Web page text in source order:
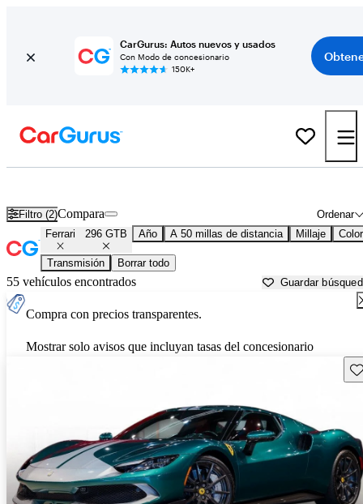
CarGurus: Autos nuevos y usados
Con Modo de concesionario
150K+
Filtro (2) Ordenar
Compara
Ferrari 296 GTB Año A 50 millas de distancia Millaje Color
Transmisión Borrar todo
55 vehículos encontrados Guardar
Compra con precios transparentes.
Mostrar solo avisos que incluyan tasas del concesionario